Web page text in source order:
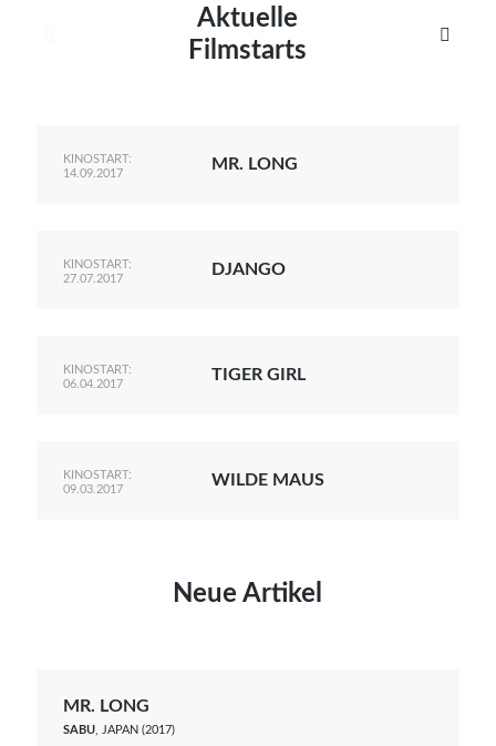
Aktuelle
Filmstarts

KINOSTART:
14.09.2017
MR. LONG
KINOSTART:
27.07.2017
DJANGO
KINOSTART:
06.04.2017
TIGER GIRL
KINOSTART:
09.03.2017
WILDE MAUS
Neue Artikel
MR. LONG
SABU , JAPAN (2017)